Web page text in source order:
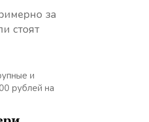
за
стоят
и
рублей на